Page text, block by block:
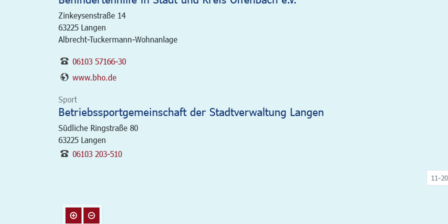
Zinkeysenstraße 14
63225 Langen
Albrecht-Tuckermann-Wohnanlage
06103 57166-30
www.bho.de
Sport
Betriebssportgemeinschaft der Stadtverwaltung Langen
Südliche Ringstraße 80
63225 Langen
06103 203-510
11-